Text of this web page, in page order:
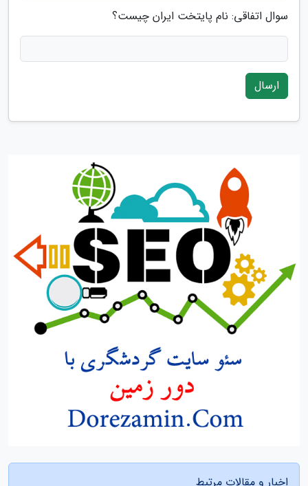
سوال اتفاقی: نام پایتخت ایران چیست؟
ارسال
اخبار و مقالات مرتبط